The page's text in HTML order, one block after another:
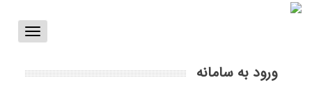
Toggle
ورود به سامانه